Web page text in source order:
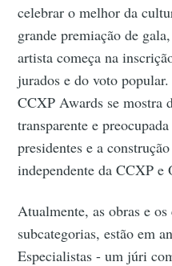
celebrar o melhor da
grande premiação de
artista começa na
jurados e do voto
CCXP Awards se mostra
transparente e
presidentes e a
independente da CCXP e
Atualmente, as obras e
subcategorias, estão em
Especialistas - um júri